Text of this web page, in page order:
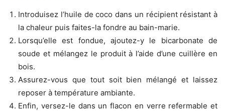
Introduisez l’huile de coco dans un récipient résistant à
la chaleur puis faites-la fondre au bain-marie.
Lorsqu’elle est fondue, ajoutez-y le bicarbonate de
soude et mélangez le produit à l’aide d’une cuillère en
bois.
Assurez-vous que tout soit bien mélangé et laissez
reposer à température ambiante.
Enfin, versez-le dans un flacon en verre refermable et